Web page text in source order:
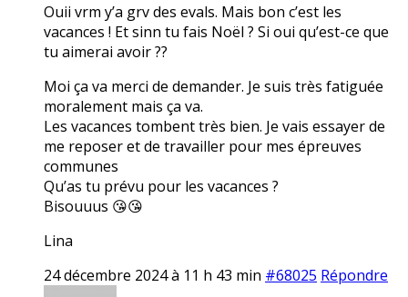
Ouii vrm y’a grv des evals. Mais bon c’est les
vacances ! Et sinn tu fais Noël ? Si oui qu’est-ce que
tu aimerai avoir ??
Moi ça va merci de demander. Je suis très fatiguée
moralement mais ça va.
Les vacances tombent très bien. Je vais essayer de
me reposer et de travailler pour mes épreuves
communes
Qu’as tu prévu pour les vacances ?
Bisouuus 😘😘
Lina
24 décembre 2024 à 11 h 43 min #68025 Répondre